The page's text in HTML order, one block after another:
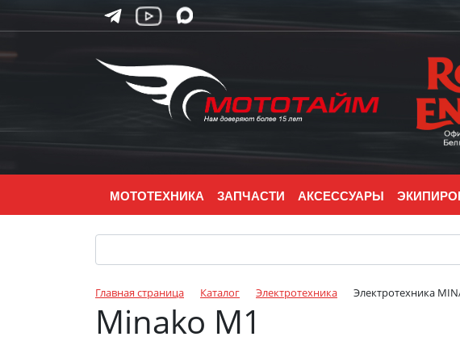
МОТОТЕХНИКА ЗАПЧАСТИ АКСЕССУАРЫ
Главная страница Каталог Электротехника Электротехника
Minako M1